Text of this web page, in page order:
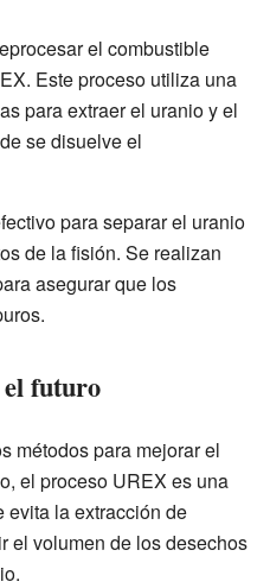
el combustible
Este proceso utiliza una
para extraer el uranio y el
se disuelve el
para separar el uranio
de la fisión. Se realizan
asegurar que los
el futuro
métodos para mejorar el
el proceso UREX es una
la extracción de
el volumen de los desechos